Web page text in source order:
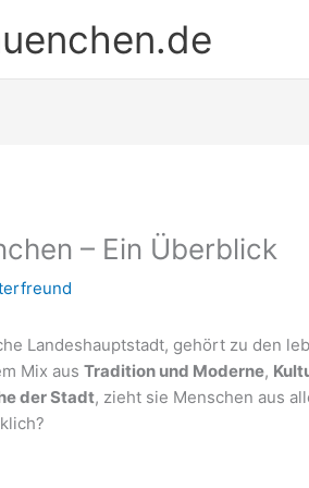
– Ein Überblick
Landeshauptstadt, gehört zu den
Mix ausTradition und Moderne,
der Stadt, zieht sie Menschen aus